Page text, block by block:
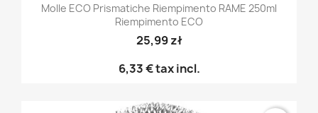
Molle ECO Prismatiche Riempimento RAME 250ml
Riempimento ECO
25,99 zł
6,33 €tax incl.